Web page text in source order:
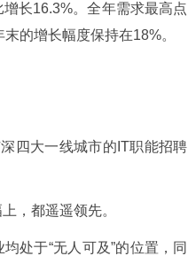
长16.3%。全年需求最高点
的增长幅度保持在18%。
四大一线城市的IT职能招聘
，都遥遥领先。
处于“无人可及”的位置，同